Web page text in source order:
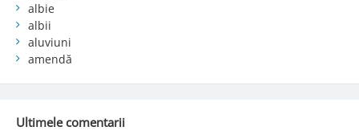
albie
albii
aluviuni
amendă
Ultimele comentarii